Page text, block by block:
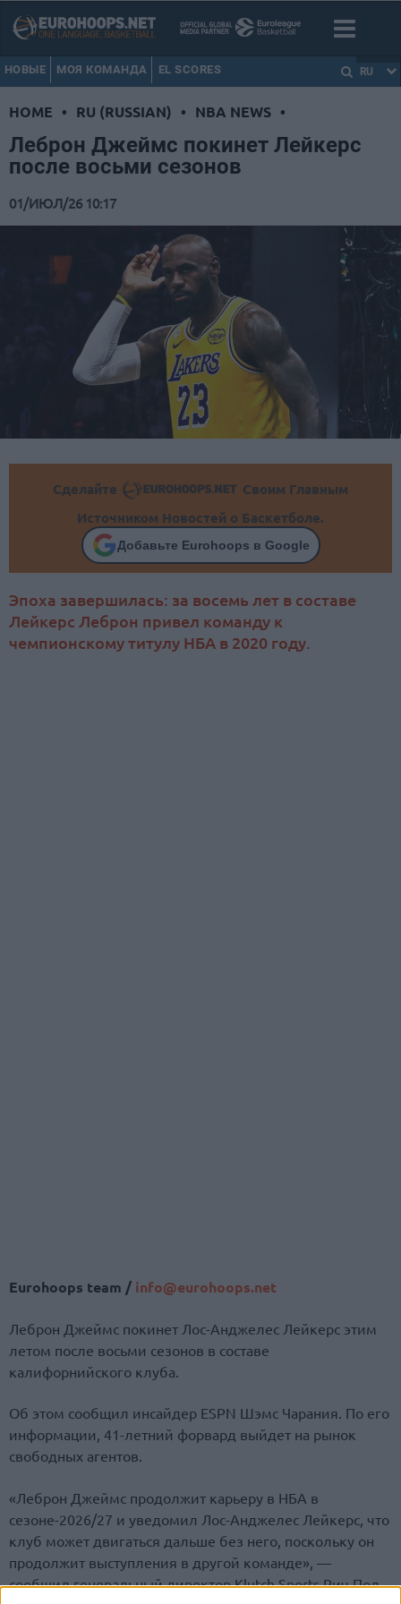
НОВЫЕ МОЯ КОМАНДА EL SCORES RU
HOME • RU (RUSSIAN) • NBA NEWS •
Леброн Джеймс покинет Лейкерс
после восьми сезонов
01/ИЮЛ/26 10:17
Сделайте
Своим Главным
Источником Новостей о Баскетболе.
Добавьте Eurohoops в Google
Эпоха завершилась: за восемь лет в составе
Лейкерс Леброн привел команду к
чемпионскому титулу НБА в 2020 году.
Eurohoops team / info@eurohoops.net
Леброн Джеймс покинет Лос-Анджелес Лейкерс этим
летом после восьми сезонов в составе
калифорнийского клуба.
Об этом сообщил инсайдер ESPN Шэмс Чарания. По его
информации, 41-летний форвард выйдет на рынок
свободных агентов.
«Леброн Джеймс продолжит карьеру в НБА в
сезоне-2026/27 и уведомил Лос-Анджелес Лейкерс, что
клуб может двигаться дальше без него, поскольку он
продолжит выступления в другой команде», —
сообщил генеральный директор Klutch Sports Рич Пол.